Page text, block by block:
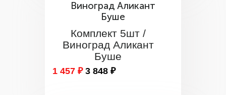
Комплект 5шт /
Виноград Аликант
Буше
1 457 ₽ 3 848 ₽